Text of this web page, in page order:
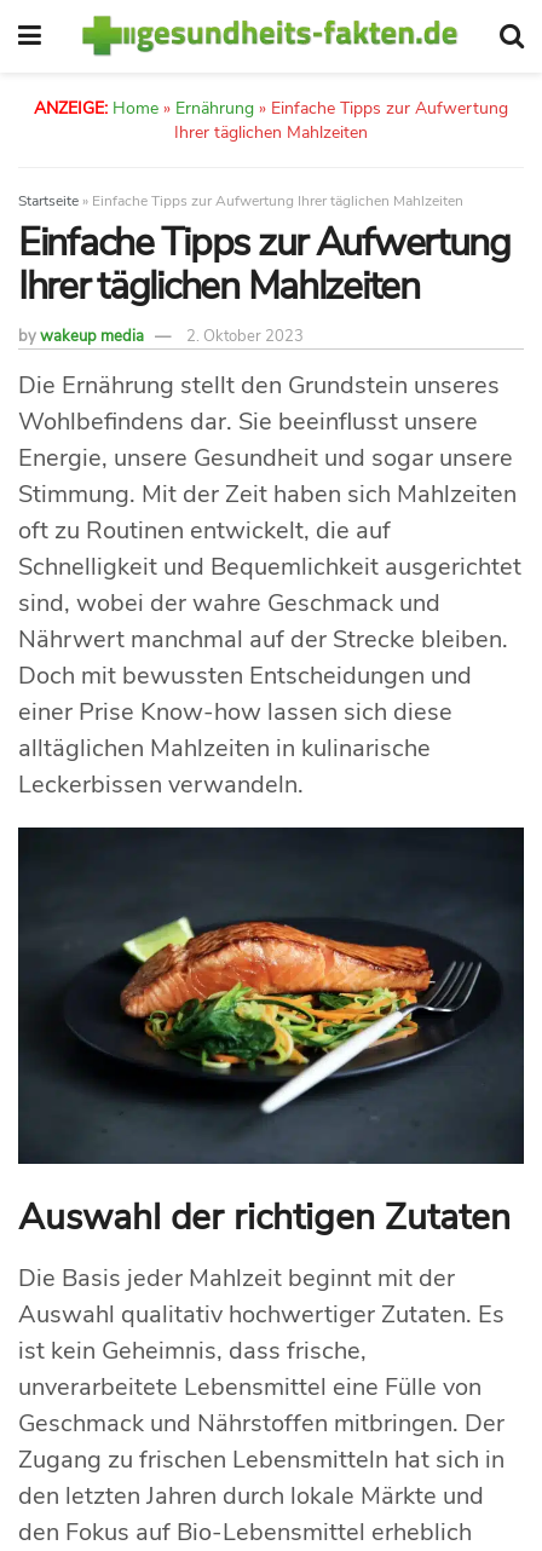
ANZEIGE: Home » Ernährung » Einfache Tipps zur Aufwertung
Ihrer täglichen Mahlzeiten
Startseite » Einfache Tipps zur Aufwertung Ihrer täglichen Mahlzeiten
Einfache Tipps zur Aufwertung
Ihrer täglichen Mahlzeiten
bywakeup media 2. Oktober 2023
Die Ernährung stellt den Grundstein unseres
Wohlbefindens dar. Sie beeinflusst unsere
Energie, unsere Gesundheit und sogar unsere
Stimmung. Mit der Zeit haben sich Mahlzeiten
oft zu Routinen entwickelt, die auf
Schnelligkeit und Bequemlichkeit ausgerichtet
sind, wobei der wahre Geschmack und
Nährwert manchmal auf der Strecke bleiben.
Doch mit bewussten Entscheidungen und
einer Prise Know-how lassen sich diese
alltäglichen Mahlzeiten in kulinarische
Leckerbissen verwandeln.
Auswahl der richtigen Zutaten
Die Basis jeder Mahlzeit beginnt mit der
Auswahl qualitativ hochwertiger Zutaten. Es
ist kein Geheimnis, dass frische,
unverarbeitete Lebensmittel eine Fülle von
Geschmack und Nährstoffen mitbringen. Der
Zugang zu frischen Lebensmitteln hat sich in
den letzten Jahren durch lokale Märkte und
den Fokus auf Bio-Lebensmittel erheblich